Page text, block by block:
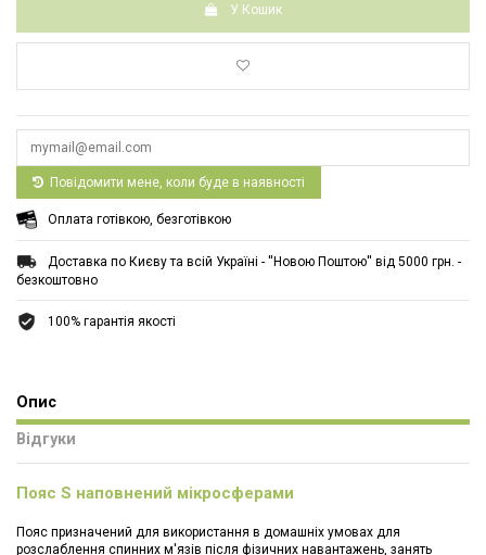
У Кошик
Повідомити мене, коли буде в наявності
Оплата готівкою, безготівкою
Доставка по Києву та всій Україні - ''Новою Поштою'' від 5000 грн. -
безкоштовно
100% гарантія якості
Опис
Відгуки
Пояс S наповнений мікросферами
Пояс призначений для використання в домашніх умовах для
розслаблення спинних м'язів після фізичних навантажень, занять